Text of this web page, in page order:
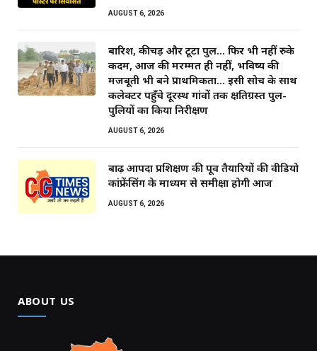
AUGUST 6, 2026
बारिश, कीचड़ और टूटा पुल… फिर भी नहीं रुके
कदम, आज की मरम्मत ही नहीं, भविष्य की
मजबूती भी बने प्राथमिकता… इसी सोच के साथ
कलेक्टर पहुँचे दूरस्थ गांवों तक क्षतिग्रस्त पुल-
पुलियों का किया निरीक्षण
AUGUST 6, 2026
बाढ़ आपदा प्रशिक्षण की पूर्व तैयारियों की वीडियो
कांफ्रेंसिंग के माध्यम से समीक्षा होगी आज
AUGUST 6, 2026
ABOUT US